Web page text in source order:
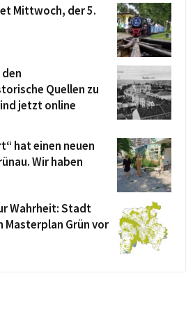
Mittwoch, der 5.
Quellen zu
jetzt online
hat einen neuen
Wir haben
Wahrheit: Stadt
Masterplan Grün vor